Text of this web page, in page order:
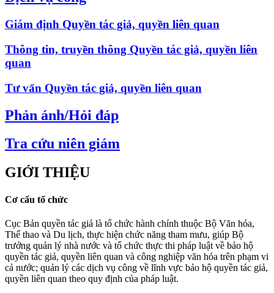
Giám định Quyền tác giả, quyền liên quan
Thông tin, truyền thông Quyền tác giả, quyền liên
quan
Tư vấn Quyền tác giả, quyền liên quan
Phản ánh/Hỏi đáp
Tra cứu niên giám
GIỚI THIỆU
Cơ cấu tổ chức
Cục Bản quyền tác giả là tổ chức hành chính thuộc Bộ Văn hóa,
Thể thao và Du lịch, thực hiện chức năng tham mưu, giúp Bộ
trưởng quản lý nhà nước và tổ chức thực thi pháp luật về bảo hộ
quyền tác giả, quyền liên quan và công nghiệp văn hóa trên phạm vi
cả nước; quản lý các dịch vụ công về lĩnh vực bảo hộ quyền tác giả,
quyền liên quan theo quy định của pháp luật.